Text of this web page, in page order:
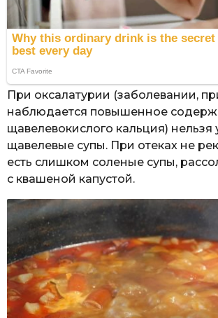
При оксалатурии (заболевании,
наблюдается повышенное
щавелевокислого кальция) нельзя
щавелевые супы. При отеках не
есть слишком соленые супы,
с квашеной капустой.